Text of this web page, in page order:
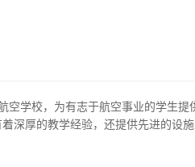
深厚的教学经验，还提供先进的设施